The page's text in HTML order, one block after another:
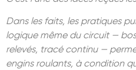
Dans les faits, les pratiques
logique même du circuit —
relevés, tracé continu —
engins roulants, à condition